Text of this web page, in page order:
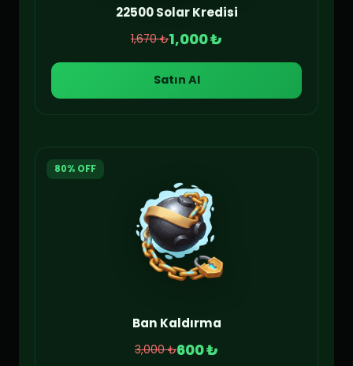
22500 Solar Kredisi
1,670 ₺1,000 ₺
Satın Al
80% OFF
Ban Kaldırma
3,000 ₺600 ₺